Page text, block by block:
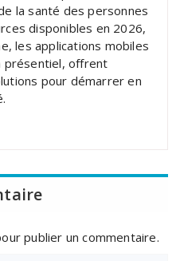
la santé des personnes
disponibles en 2026,
les applications mobiles
présentiel, offrent
pour démarrer en
publier un commentaire.